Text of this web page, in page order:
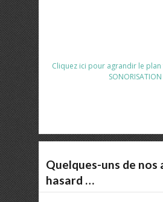
Cliquez ici pour agrandir le plan
SONORISATION
Quelques-uns de nos
hasard …